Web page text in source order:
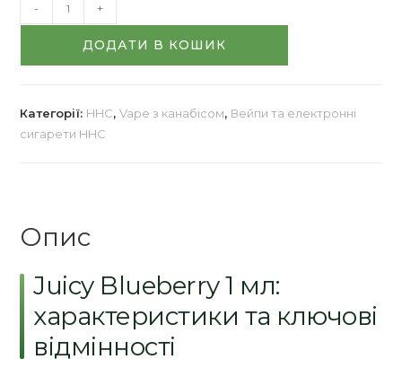
з
канабісом
"Juicy
-
Гібрид"
- +
ДОДАТИ В КОШИК
Категорії: HHC,Vape з канабісом, Вейпи та електронні
сигарети HHC
Опис
Juicy Blueberry 1 мл:
характеристики та ключові
відмінності